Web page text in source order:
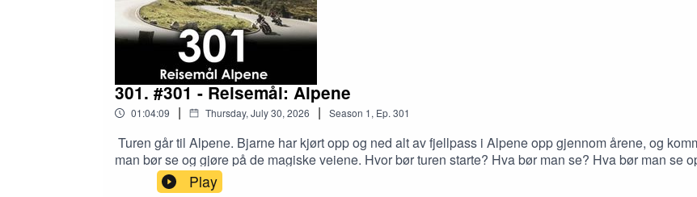
301. #301 - Reisemål: Alpene
01:04:09 | Thursday, July 30, 2026 | Season 1, Ep. 301
Turen går til Alpene. Bjarne har kjørt opp og ned alt av fjellpass i Alpene opp gjennom årene, og
man bør se og gjøre på de magiske veiene. Hvor bør turen starte? Hva bør man se? Hva bør man se
Play